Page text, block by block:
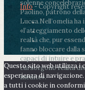
solenne
Paolino, patrono
Lucca.Nell’omelia
«l’atteggiamento
realtà che, pur
fanno bloccare dalla
capaci di intuire e
cui sorgono realtà
inedite».
Info- Copyright
Questo sito web utilizza i
esperienza di
a tutti i cookie in